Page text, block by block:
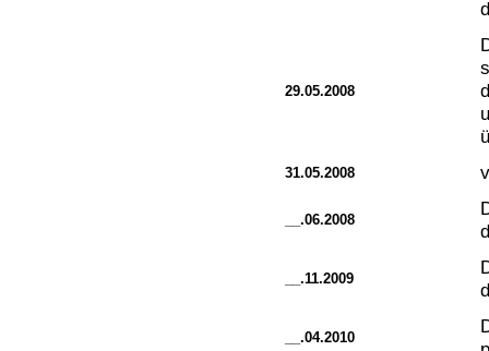
29.05.2008
31.05.2008
__.06.2008
__.11.2009
__.04.2010